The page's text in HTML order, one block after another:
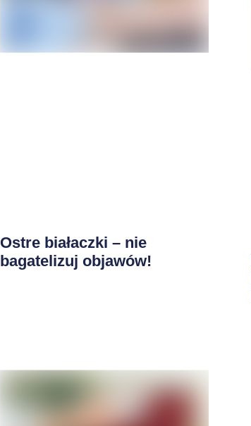
Ostre białaczki – nie
bagatelizuj objawów!